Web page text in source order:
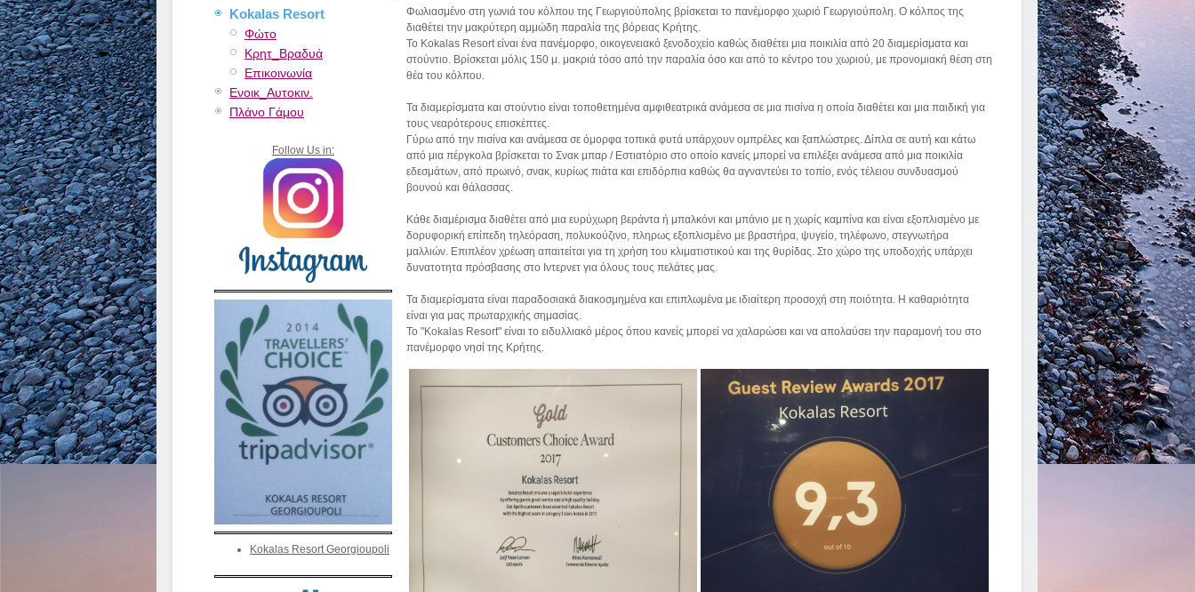
Kokalas Resort
Φώτο
Κρητ_Βραδυά
Επικοινωνία
Ενοικ_Αυτοκιν.
Πλάνο Γάμου
Follow Us in:
Kokalas Resort Georgioupoli
Φωλιασμένο στη γωνιά του κόλπου της Γεωργιούπολης βρίσκεται το πανέμορφο χωριό Γεωργιούπολη. Ο κόλπος της
διαθέτει την μακρύτερη αμμώδη παραλία της βόρειας Κρήτης.
Το Κokalas Resort είναι ένα πανέμορφο, οικογενειακό ξενοδοχείο καθώς διαθέτει μια ποικιλία από 20 διαμερίσματα και
στούντιο. Βρίσκεται μόλις 150 μ. μακριά τόσο από την παραλία όσο και από το κέντρο του χωριού, με προνομιακή θέση στη
θέα του κόλπου.
Τα διαμερίσματα και στούντιο είναι τοποθετημένα αμφιθεατρικά ανάμεσα σε μια πισίνα η οποία διαθέτει και μια παιδική για
τους νεαρότερους επισκέπτες.
Γύρω από την πισίνα και ανάμεσα σε όμορφα τοπικά φυτά υπάρχουν ομπρέλες και ξαπλώστρες. Δίπλα σε αυτή και κάτω
από μια πέργκολα βρίσκεται το Σνακ μπαρ / Εστιατόριο στο οποίο κανείς μπορεί να επιλέξει ανάμεσα από μια ποικιλία
εδεσμάτων, από πρωινό, σνακ, κυρίως πιάτα και επιδόρπια καθώς θα αγναντεύει το τοπίο, ενός τέλειου συνδυασμού
βουνού και θάλασσας.
Κάθε διαμέρισμα διαθέτει από μια ευρύχωρη βεράντα ή μπαλκόνι και μπάνιο με η χωρίς καμπίνα και είναι εξοπλισμένο με
δορυφορική επίπεδη τηλεόραση, πολυκούζινο, πληρως εξοπλισμένο με βραστήρα, ψυγείο, τηλέφωνο, στεγνωτήρα
μαλλιών. Επιπλέον χρέωση απαιτείται για τη χρήση του κλιματιστικού και της θυρίδας. Στο χώρο της υποδοχής υπάρχει
δυνατοτητα πρόσβασης στο Ιντερνετ για όλους τους πελάτες μας.
Τα διαμερίσματα είναι παραδοσιακά διακοσμημένα και επιπλωμένα με ιδιαίτερη προσοχή στη ποιότητα. Η καθαριότητα
είναι για μας πρωταρχικής σημασίας.
Το "Kokalas Resort" είναι το ειδυλλιακό μέρος όπου κανείς μπορεί να χαλαρώσει και να απολαύσει την παραμονή του στο
πανέμορφο νησί της Κρήτης.